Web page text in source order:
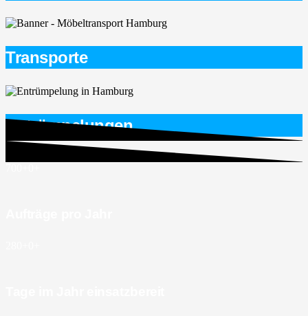
Transporte
Entrümpelungen